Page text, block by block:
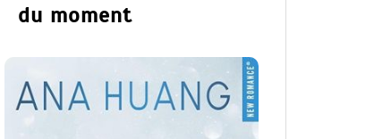
du moment